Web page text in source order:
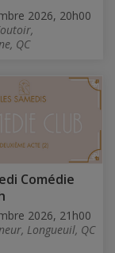
2026, 20h00
QC
Comédie
2026, 21h00
Longueuil, QC